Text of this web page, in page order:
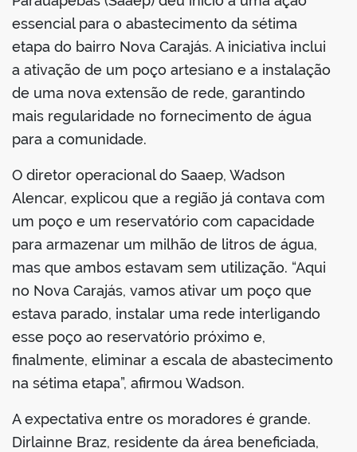
essencial para o abastecimento da sétima
etapa do bairro Nova Carajás. A iniciativa inclui
a ativação de um poço artesiano e a instalação
de uma nova extensão de rede, garantindo
mais regularidade no fornecimento de água
para a comunidade.
O diretor operacional do Saaep, Wadson
Alencar, explicou que a região já contava com
um poço e um reservatório com capacidade
para armazenar um milhão de litros de água,
mas que ambos estavam sem utilização. “Aqui
no Nova Carajás, vamos ativar um poço que
estava parado, instalar uma rede interligando
esse poço ao reservatório próximo e,
finalmente, eliminar a escala de abastecimento
na sétima etapa”, afirmou Wadson.
A expectativa entre os moradores é grande.
Dirlainne Braz, residente da área beneficiada,